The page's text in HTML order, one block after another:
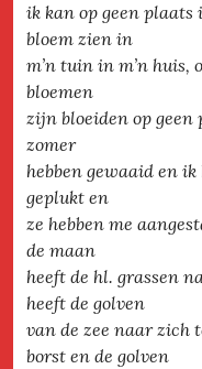
ik kan op geen plaats
bloem zien in
m’n tuin in m’n huis,
bloemen
zijn bloeiden op geen
zomer
hebben gewaaid en ik
geplukt en
ze hebben me
de maan
heeft de hl. grassen
heeft de golven
van de zee naar zich
borst en de golven